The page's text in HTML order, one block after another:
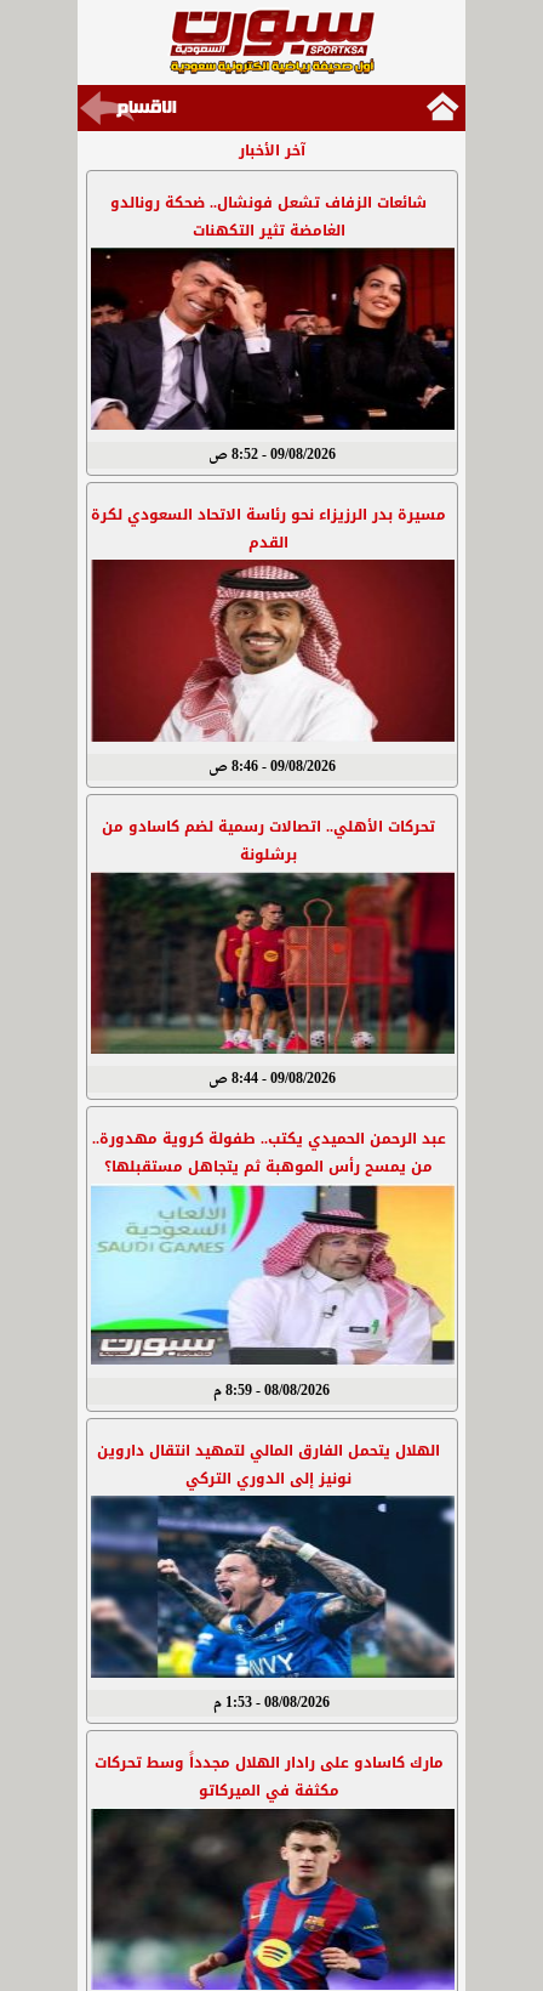
آخر الأخبار
شائعات الزفاف تشعل فونشال.. ضحكة رونالدو
الغامضة تثير التكهنات
09/08/2026 - 8:52 ص
مسيرة بدر الرزيزاء نحو رئاسة الاتحاد السعودي لكرة
القدم
09/08/2026 - 8:46 ص
تحركات الأهلي.. اتصالات رسمية لضم كاسادو من
برشلونة
09/08/2026 - 8:44 ص
عبد الرحمن الحميدي يكتب.. طفولة كروية مهدورة..
من يمسح رأس الموهبة ثم يتجاهل مستقبلها؟
08/08/2026 - 8:59 م
الهلال يتحمل الفارق المالي لتمهيد انتقال داروين
نونيز إلى الدوري التركي
08/08/2026 - 1:53 م
مارك كاسادو على رادار الهلال مجدداً وسط تحركات
مكثفة في الميركاتو